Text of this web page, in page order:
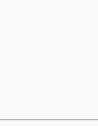
von
Windows-